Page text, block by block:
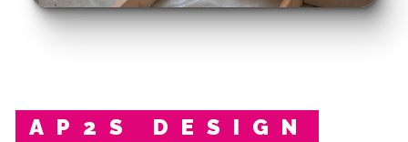
AP2S DESIGN